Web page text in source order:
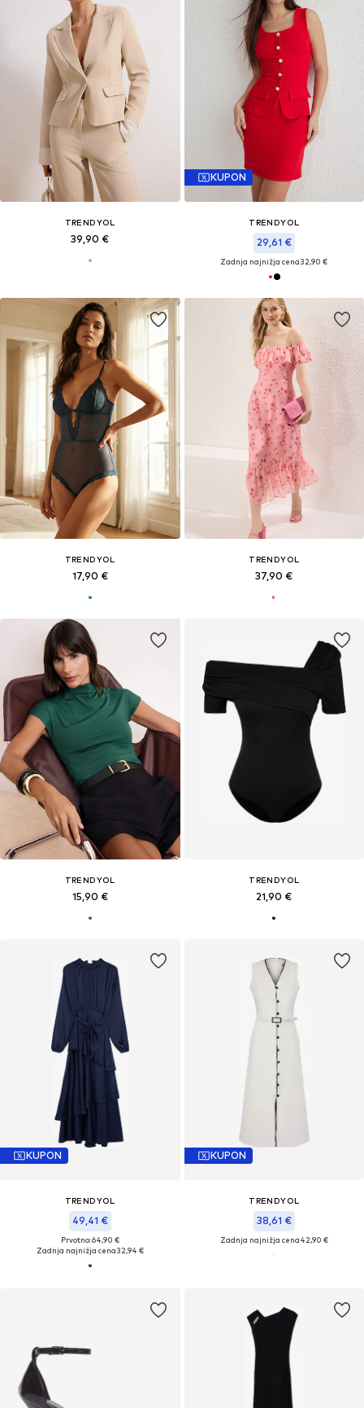
TRENDYOL
39,90 €
KUPON
TRENDYOL
29,61 €
Zadnja najnižja cena32,90 €
TRENDYOL
17,90 €
TRENDYOL
37,90 €
TRENDYOL
15,90 €
TRENDYOL
21,90 €
KUPON
TRENDYOL
49,41 €
Prvotno: 64,90 €
Zadnja najnižja cena32,94 €
KUPON
TRENDYOL
38,61 €
Zadnja najnižja cena42,90 €